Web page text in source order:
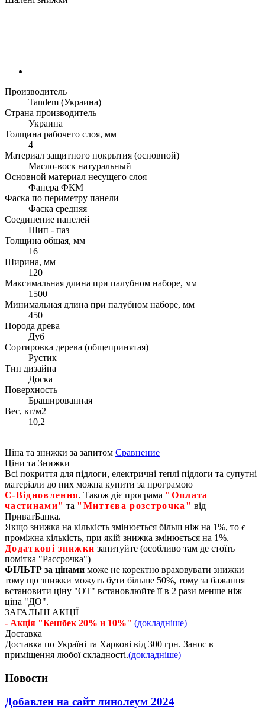
Производитель
Tandem (Украина)
Страна производитель
Украина
Толщина рабочего слоя, мм
4
Материал защитного покрытия (основной)
Масло-воск натуральный
Основной материал несущего слоя
Фанера ФКМ
Фаска по периметру панели
Фаска средняя
Соединение панелей
Шип - паз
Толщина общая, мм
16
Ширина, мм
120
Максимальная длина при палубном наборе, мм
1500
Минимальная длина при палубном наборе, мм
450
Порода древа
Дуб
Сортировка дерева (общепринятая)
Рустик
Тип дизайна
Доска
Поверхность
Брашированная
Вес, кг/м2
10,2
Ціна та знижки за запитом Сравнение
Ціни та Знижки
Всі покриття для підлоги, електричні теплі підлоги та супутні
матеріали до них можна купити за програмою
Є‑Відновлення. Також діє програма "Оплата
частинами" та "Миттєва розстрочка" від
ПриватБанка.
Якщо знижка на кількість змінюється більш ніж на 1%, то є
проміжна кількість, при якій знижка змінюється на 1%.
Додаткові знижки запитуйте (особливо там де стоїть
помітка "Рассрочка")
ФІЛЬТР за цінами може не коректно враховувати знижки
тому що знижки можуть бути більше 50%, тому за бажання
встановити ціну "ОТ" встановлюйте її в 2 рази менше ніж
ціна "ДО".
ЗАГАЛЬНІ АКЦІЇ
- Акція "Кешбек 20% и 10%" (докладніше)
Доставка
Доставка по Україні та Харкові від 300 грн. Занос в
приміщення любої складності.(докладніше)
Новости
Добавлен на сайт линолеум 2024